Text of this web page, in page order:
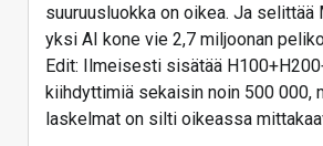
suuruusluokka on oikea. Ja
yksi AI kone vie 2,7 miljoonan
Edit: Ilmeisesti sisätää
kiihdyttimiä sekaisin noin 500 000,
laskelmat on silti oikeassa